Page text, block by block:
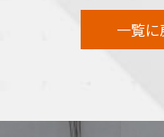
一覧に